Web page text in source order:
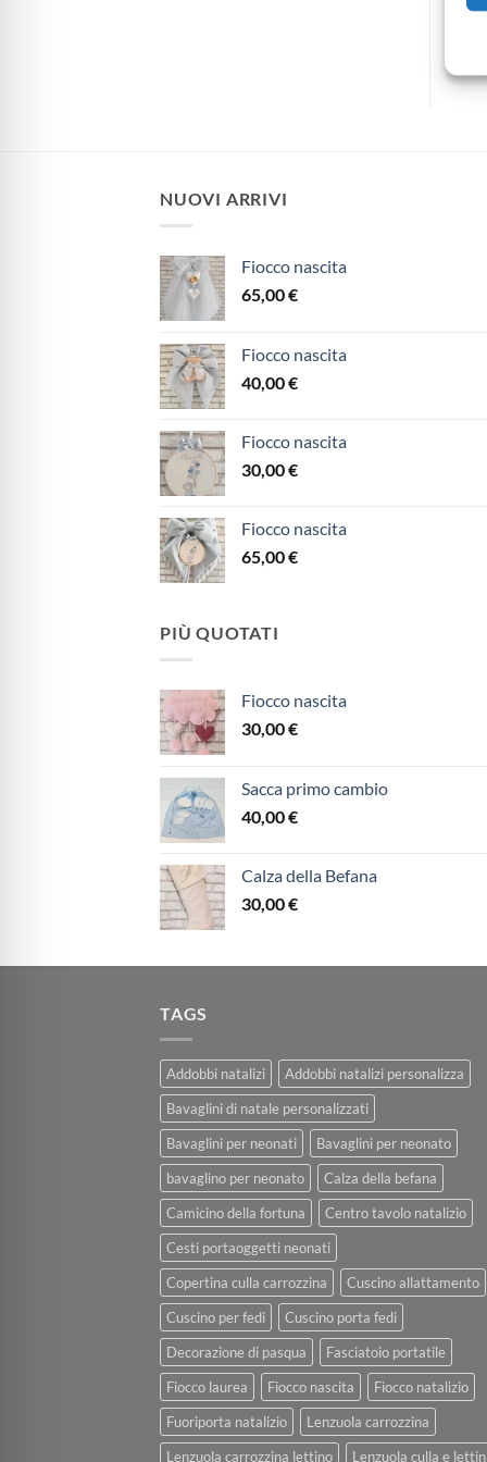
NUOVI ARRIVI
Fiocco nascita
65,00€
Fiocco nascita
40,00€
Fiocco nascita
30,00€
Fiocco nascita
65,00€
PIÙ QUOTATI
Fiocco nascita
30,00€
Sacca primo cambio
40,00€
Calza della Befana
30,00€
TAGS
Addobbi natalizi
Addobbi natalizi personalizza
Bavaglini di natale personalizzati
Bavaglini per neonati
Bavaglini per neonato
bavaglino per neonato
Calza della befana
Camicino della fortuna
Centro tavolo natalizio
Cesti portaoggetti neonati
Copertina culla carrozzina
Cuscino allattamento
Cuscino per fedi
Cuscino porta fedi
Decorazione di pasqua
Fasciatoio portatile
Fiocco laurea
Fiocco nascita
Fiocco natalizio
Fuoriporta natalizio
Lenzuola carrozzina
Lenzuola carrozzina lettino
Lenzuola culla e